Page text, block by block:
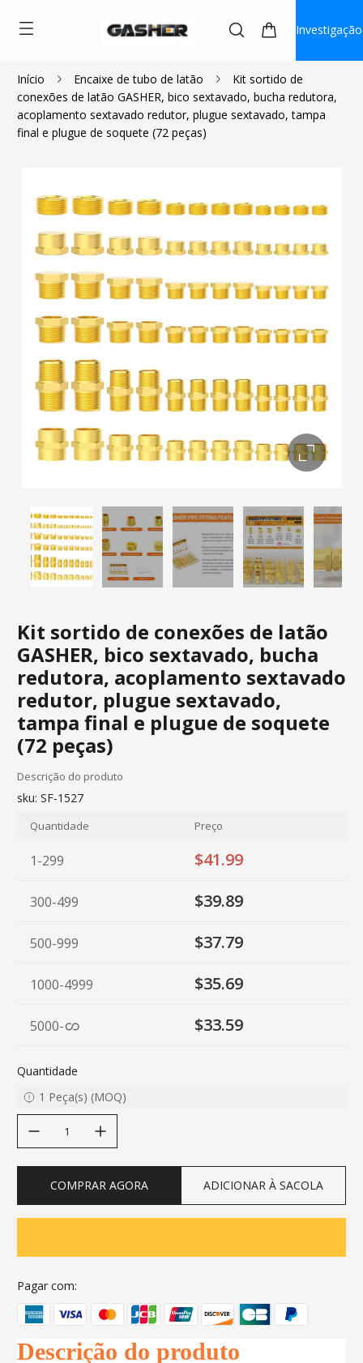
Investigação
Início Encaixe de tubo de latão
Kit sortido de
conexões de latão GASHER, bico sextavado, bucha redutora,
acoplamento sextavado redutor, plugue sextavado, tampa
final e plugue de soquete (72 peças)
Kit sortido de conexões de latão
GASHER, bico sextavado, bucha
redutora, acoplamento sextavado
redutor, plugue sextavado,
tampa final e plugue de soquete
(72 peças)
$41.99
Descrição do produto
sku: SF-1527
Quantidade Preço
1-299 $41.99
300-499 $39.89
500-999 $37.79
1000-4999 $35.69
5000- $33.59
Quantidade
1 Peça(s) (MOQ)
COMPRAR AGORA ADICIONAR À SACOLA
Pagar com:
Descrição do produto